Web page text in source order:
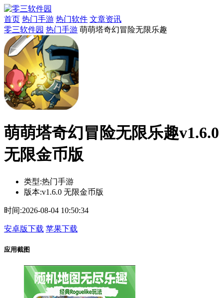
首页 热门手游 热门软件 文章资讯
零三软件园 热门手游 萌萌塔奇幻冒险无限乐趣
萌萌塔奇幻冒险无限乐趣v1.6.0
无限金币版
类型:热门手游
版本:v1.6.0 无限金币版
时间:2026-08-04 10:50:34
安卓版下载 苹果下载
应用截图